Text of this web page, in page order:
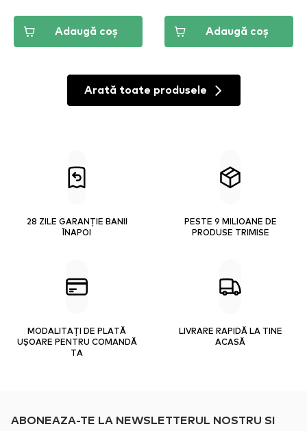
Adaugă coș Adaugă coș
Arată toate produsele
28 ZILE GARANȚIE BANII
ÎNAPOI
PESTE 9 MILIOANE DE
PRODUSE TRIMISE
MODALITAȚI DE PLATĂ
UȘOARE PENTRU COMANDĂ
TA
LIVRARE RAPIDĂ LA TINE
ACASĂ
ABONEAZA-TE LA NEWSLETTERUL NOSTRU SI